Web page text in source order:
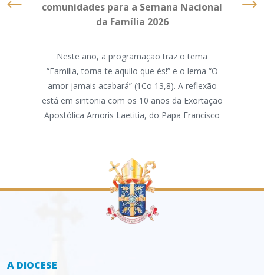
comunidades para a Semana Nacional
da Família 2026
Neste ano, a programação traz o tema
“Família, torna-te aquilo que és!” e o lema “O
amor jamais acabará” (1Co 13,8). A reflexão
está em sintonia com os 10 anos da Exortação
Apostólica Amoris Laetitia, do Papa Francisco
A DIOCESE